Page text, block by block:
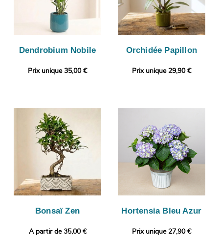
Dendrobium Nobile
Prix unique 35,00 €
Orchidée Papillon
Prix unique 29,90 €
Bonsaï Zen
A partir de 35,00 €
Hortensia Bleu Azur
Prix unique 27,90 €